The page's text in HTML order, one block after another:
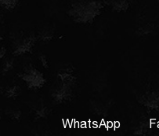
WhatsApp